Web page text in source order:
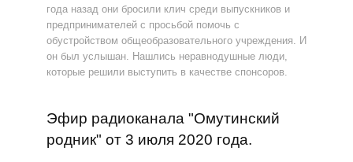
года назад они бросили клич среди выпускников и
предпринимателей с просьбой помочь с
обустройством общеобразовательного учреждения. И
он был услышан. Нашлись неравнодушные люди,
которые решили выступить в качестве спонсоров.
Эфир радиоканала "Омутинский
родник" от 3 июля 2020 года.